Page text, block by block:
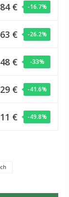
€ -16.7%
€ -26.2%
€ -33%
€ -41.6%
€ -49.8%